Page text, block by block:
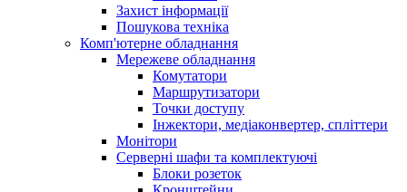
Захист інформації
Пошукова техніка
Комп'ютерне обладнання
Мережеве обладнання
Комутатори
Маршрутизатори
Точки доступу
Інжектори, медіаконвертер, спліттери
Монітори
Серверні шафи та комплектуючі
Блоки розеток